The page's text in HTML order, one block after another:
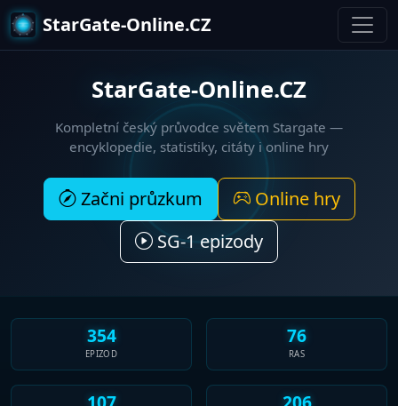
StarGate-Online.CZ
StarGate-Online.CZ
Kompletní český průvodce světem Stargate —
encyklopedie, statistiky, citáty i online hry
Začni průzkum
Online hry
SG-1 epizody
354
EPIZOD
76
RAS